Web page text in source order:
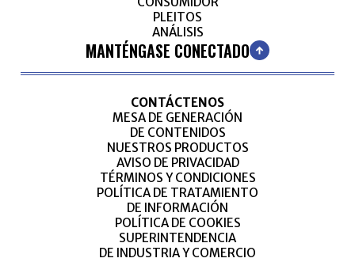
PLEITOS
ANÁLISIS
MANTÉNGASE CONECTADO
CONTÁCTENOS
MESA DE GENERACIÓN
DE CONTENIDOS
NUESTROS PRODUCTOS
AVISO DE PRIVACIDAD
TÉRMINOS Y CONDICIONES
POLÍTICA DE TRATAMIENTO
DE INFORMACIÓN
POLÍTICA DE COOKIES
SUPERINTENDENCIA
DE INDUSTRIA Y COMERCIO